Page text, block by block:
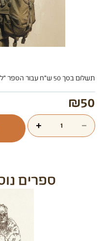
תשלום בסך 50 ש"ח עבור הספר "לוחמות"
₪50
−
+
ספרים